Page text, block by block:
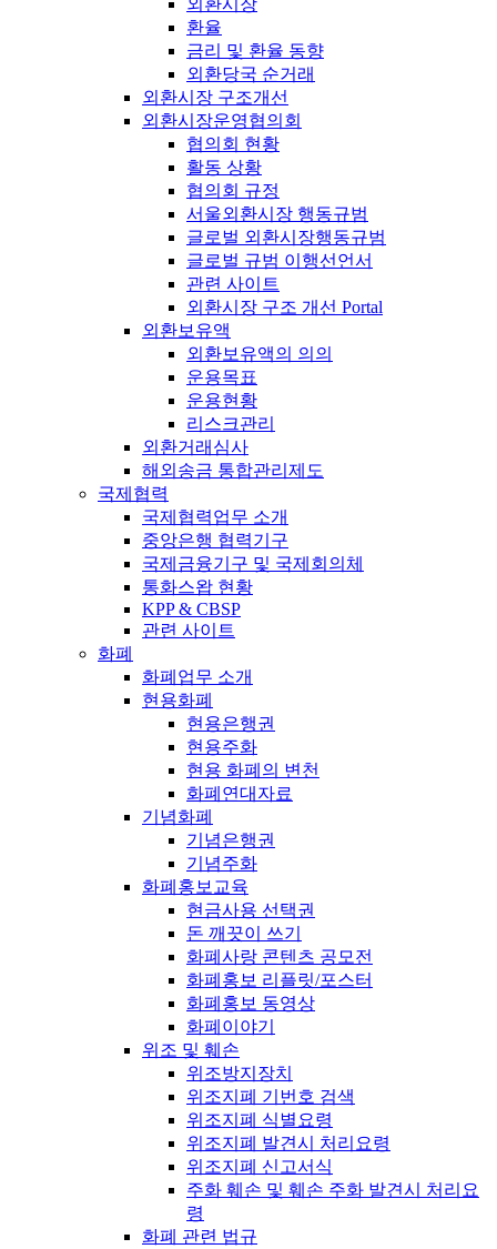
외환시장
환율
금리 및 환율 동향
외환당국 순거래
외환시장 구조개선
외환시장운영협의회
협의회 현황
활동 상황
협의회 규정
서울외환시장 행동규범
글로벌 외환시장행동규범
글로벌 규범 이행선언서
관련 사이트
외환시장 구조 개선 Portal
외환보유액
외환보유액의 의의
운용목표
운용현황
리스크관리
외환거래심사
해외송금 통합관리제도
국제협력
국제협력업무 소개
중앙은행 협력기구
국제금융기구 및 국제회의체
통화스왑 현황
KPP & CBSP
관련 사이트
화폐
화폐업무 소개
현용화폐
현용은행권
현용주화
현용 화폐의 변천
화폐연대자료
기념화폐
기념은행권
기념주화
화폐홍보교육
현금사용 선택권
돈 깨끗이 쓰기
화폐사랑 콘텐츠 공모전
화폐홍보 리플릿/포스터
화폐홍보 동영상
화폐이야기
위조 및 훼손
위조방지장치
위조지폐 기번호 검색
위조지폐 식별요령
위조지폐 발견시 처리요령
위조지폐 신고서식
주화 훼손 및 훼손 주화 발견시 처리요
령
화폐 관련 법규